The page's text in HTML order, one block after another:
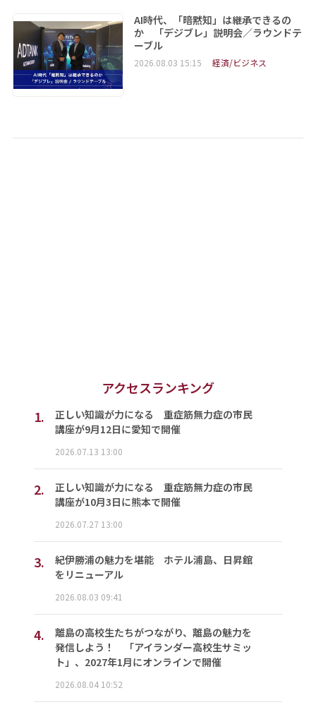
AI時代、「暗黙知」は継承できるの
か 「デジブレ」説明会／ラウンドテ
ーブル
2026.08.03 15:15 経済/ビジネス
アクセスランキング
1.
正しい知識が力になる 重症筋無力症の市民
講座が9月12日に愛知で開催
2026.07.13 13:00
2.
正しい知識が力になる 重症筋無力症の市民
講座が10月3日に熊本で開催
2026.07.27 13:00
3.
紀伊勝浦の魅力を堪能 ホテル浦島、日昇館
をリニューアル
2026.08.03 09:41
4.
離島の高校生たちがつながり、離島の魅力を
発信しよう！ 「アイランダー高校生サミッ
ト」、2027年1月にオンラインで開催
2026.08.04 10:52